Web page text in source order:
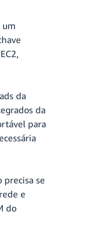
um
da
da
para
precisa se
e
do